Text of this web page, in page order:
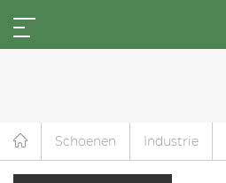
Schoenen Industrie